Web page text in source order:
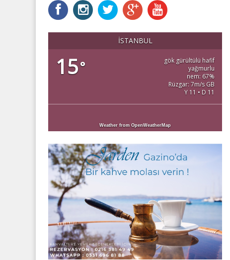
İSTANBUL
15°
gök gürültülü hafif
yağmurlu
nem: 67%
Rüzgar: 7m/s GB
Y 11 • D 11
Weather from OpenWeatherMap